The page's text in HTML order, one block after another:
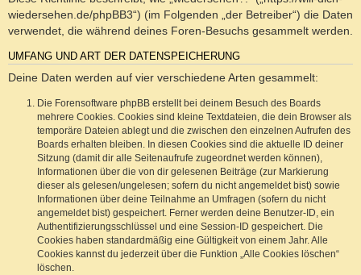
wiedersehen.de/phpBB3“) (im Folgenden „der Betreiber“) die Daten
verwendet, die während deines Foren-Besuchs gesammelt werden.
UMFANG UND ART DER DATENSPEICHERUNG
Deine Daten werden auf vier verschiedene Arten gesammelt:
Die Forensoftware phpBB erstellt bei deinem Besuch des Boards
mehrere Cookies. Cookies sind kleine Textdateien, die dein Browser als
temporäre Dateien ablegt und die zwischen den einzelnen Aufrufen des
Boards erhalten bleiben. In diesen Cookies sind die aktuelle ID deiner
Sitzung (damit dir alle Seitenaufrufe zugeordnet werden können),
Informationen über die von dir gelesenen Beiträge (zur Markierung
dieser als gelesen/ungelesen; sofern du nicht angemeldet bist) sowie
Informationen über deine Teilnahme an Umfragen (sofern du nicht
angemeldet bist) gespeichert. Ferner werden deine Benutzer-ID, ein
Authentifizierungsschlüssel und eine Session-ID gespeichert. Die
Cookies haben standardmäßig eine Gültigkeit von einem Jahr. Alle
Cookies kannst du jederzeit über die Funktion „Alle Cookies löschen“
löschen.